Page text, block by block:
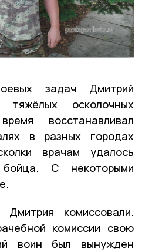
задач Дмитрий
тяжёлых осколочных
восстанавливал
в разных городах
врачам удалось
С некоторыми
комиссовали.
комиссии свою
воин был вынужден